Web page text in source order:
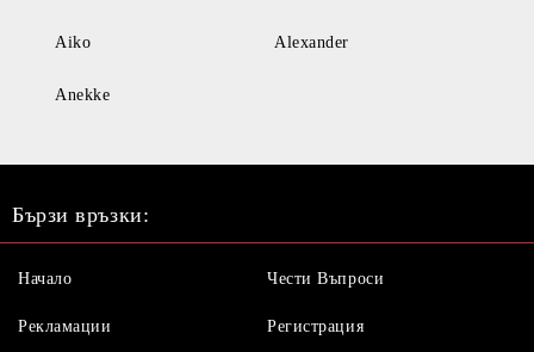
Aiko Alexander
Anekke
Бързи връзки:
Начало
Рекламации
Чести Въпроси
Регистрация